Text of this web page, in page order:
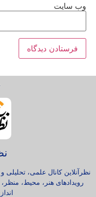
وب‌ سایت
نظرآنلاین کانال علمی،
رویدادهای هنر، محیط،